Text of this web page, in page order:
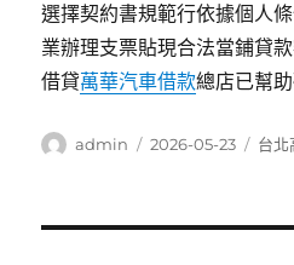
選擇契約書規範行依據個人
業辦理支票貼現合法當鋪貸
借貸萬華汽車借款總店已幫
作
admin
發
2026-05-23
分
台北